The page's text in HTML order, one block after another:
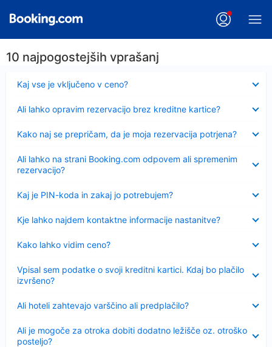
10 najpogostejših vprašanj
Kaj vse je vključeno v ceno?
Ali lahko opravim rezervacijo brez kreditne kartice?
Kako naj se prepričam, da je moja rezervacija potrjena?
Ali lahko na strani Booking.com odpovem ali spremenim
rezervacijo?
Kaj je PIN-koda in zakaj jo potrebujem?
Kje lahko najdem kontaktne informacije nastanitve?
Kako lahko vidim ceno?
Vpisal sem podatke o svoji kreditni kartici. Kdaj bo plačilo
izvršeno?
Ali hoteli zahtevajo varščino ali predplačilo?
Ali je mogoče za otroka dobiti dodatno ležišče oz. otroško
posteljo?